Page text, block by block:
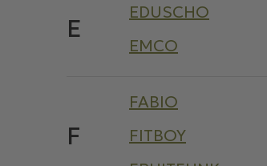
E
EDUSCHO
EMCO
F
FABIO
FITBOY